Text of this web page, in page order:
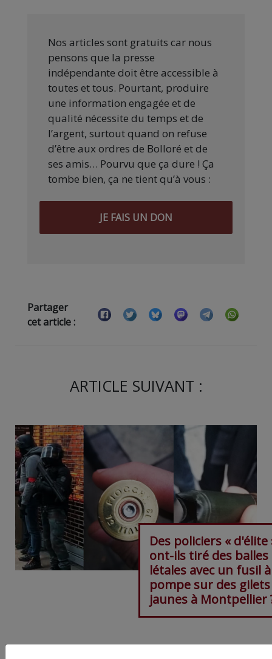
Nos articles sont gratuits car nous
pensons que la presse
indépendante doit être accessible à
toutes et tous. Pourtant, produire
une information engagée et de
qualité nécessite du temps et de
l’argent, surtout quand on refuse
d’être aux ordres de Bolloré et de
ses amis… Pourvu que ça dure ! Ça
tombe bien, ça ne tient qu’à vous :
JE FAIS UN DON
Partager
cet article :
ARTICLE SUIVANT :
Des policiers « d'élite
ont-ils tiré des
létales avec un fusil à
pompe sur des gilets
jaunes à Montpellier